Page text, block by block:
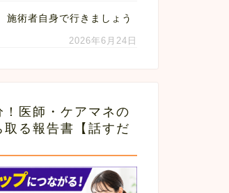
施術者自身で行きましょう
2026年6月24日
！医師・ケアマネの
取る報告書【話すだ